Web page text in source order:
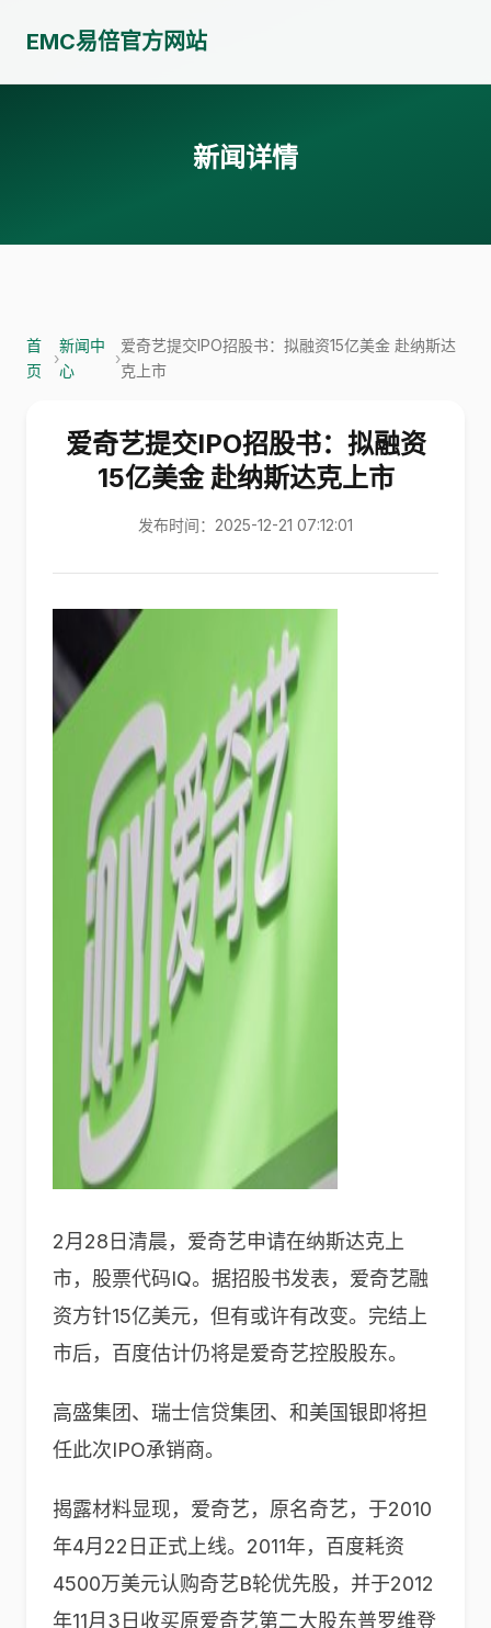
EMC易倍官方网站
新闻详情
首
页
›
新闻中
心
›
爱奇艺提交IPO招股书：拟融资15亿美金 赴纳斯达
克上市
爱奇艺提交IPO招股书：拟融资
15亿美金 赴纳斯达克上市
发布时间：2025-12-21 07:12:01
2月28日清晨，爱奇艺申请在纳斯达克上
市，股票代码IQ。据招股书发表，爱奇艺融
资方针15亿美元，但有或许有改变。完结上
市后，百度估计仍将是爱奇艺控股股东。
高盛集团、瑞士信贷集团、和美国银即将担
任此次IPO承销商。
揭露材料显现，爱奇艺，原名奇艺，于2010
年4月22日正式上线。2011年，百度耗资
4500万美元认购奇艺B轮优先股，并于2012
年11月3日收买原爱奇艺第二大股东普罗维登